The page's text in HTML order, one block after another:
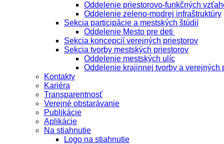
Oddelenie priestorovo-funkčných
Oddelenie zeleno-modrej infraštruktúry
Sekcia participácie a mestských štúdií
Oddelenie Mesto pre deti
Sekcia koncepcií verejných priestorov
Sekcia tvorby mestských priestorov
Oddelenie mestských ulíc
Oddelenie krajinnej tvorby a verejných
Kontakty
Kariéra
Transparentnosť
Verejné obstarávanie
Publikácie
Aplikácie
Na stiahnutie
Logo na stiahnutie